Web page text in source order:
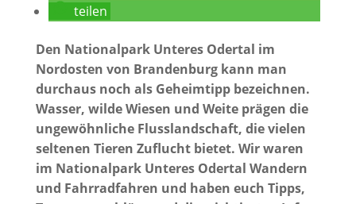
teilen
Den Nationalpark Unteres Odertal im
Nordosten von Brandenburg kann man
durchaus noch als Geheimtipp bezeichnen.
Wasser, wilde Wiesen und Weite prägen die
ungewöhnliche Flusslandschaft, die vielen
seltenen Tieren Zuflucht bietet. Wir waren
im Nationalpark Unteres Odertal Wandern
und Fahrradfahren und haben euch Tipps,